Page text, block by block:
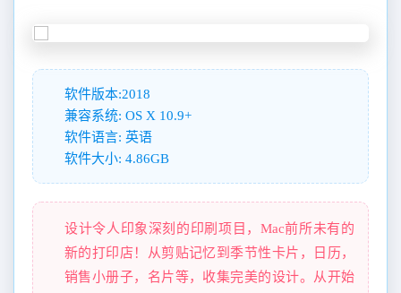
软件版本:2018
兼容系统: OS X 10.9+
软件语言: 英语
软件大小: 4.86GB
设计令人印象深刻的印刷项目，Mac前所未有的
新的打印店！从剪贴记忆到季节性卡片，日历，
销售小册子，名片等，收集完美的设计。从开始